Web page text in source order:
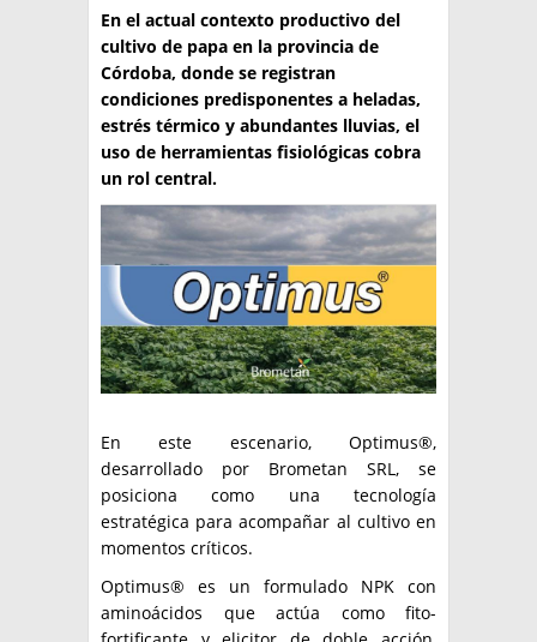
CLASIFICADOS
INTERES GENERAL
LA PAPA
RESOLUCIONES Y NORMATIVAS
ENLACES
ARGENPAPA
PUBLICIDAD
QUIENES SOMOS
CONTACTO
BUSCAR NOTICIAS
BUSCAR
En el actual contexto productivo del
cultivo de papa en la provincia de
Córdoba, donde se registran
condiciones predisponentes a heladas,
estrés térmico y abundantes lluvias, el
uso de herramientas fisiológicas cobra
un rol central.
En este escenario, Optimus®,
desarrollado por Brometan SRL, se
posiciona como una tecnología
estratégica para acompañar al cultivo en
momentos críticos.
Optimus® es un formulado NPK con
aminoácidos que actúa como fito-